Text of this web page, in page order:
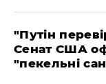
​"Путін
Сенат США
"пекельні